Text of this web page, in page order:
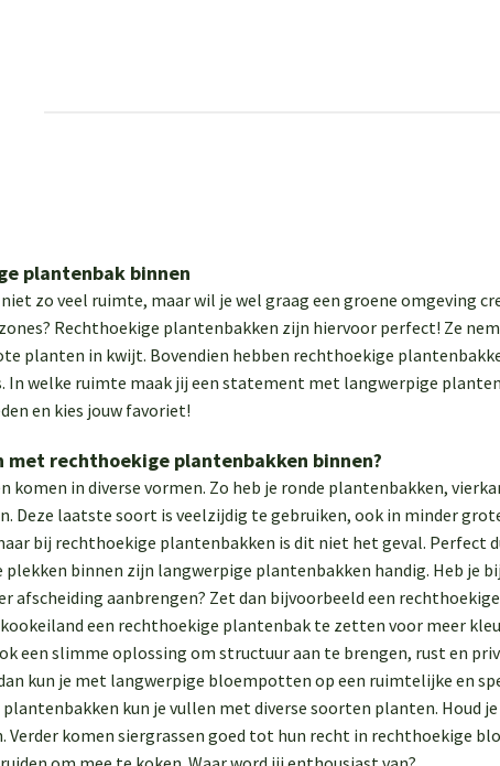
plantenbak binnen
zo veel ruimte, maar wil je wel graag een groene omgeving
Rechthoekige plantenbakken zijn hiervoor perfect! Ze
planten in kwijt. Bovendien hebben rechthoekige
In welke ruimte maak jij een statement met langwerpige
en kies jouw favoriet!
met rechthoekige plantenbakken binnen?
komen in diverse vormen. Zo heb je ronde plantenbakken,
Deze laatste soort is veelzijdig te gebruiken, ook in minder
bij rechthoekige plantenbakken is dit niet het geval. Perfect
plekken binnen zijn langwerpige plantenbakken handig. Heb je
afscheiding aanbrengen? Zet dan bijvoorbeeld een
een rechthoekige plantenbak te zetten voor meer
een slimme oplossing om structuur aan te brengen, rust en
kun je met langwerpige bloempotten op een ruimtelijke en
kun je vullen met diverse soorten planten. Houd
Verder komen siergrassen goed tot hun recht in rechthoekige